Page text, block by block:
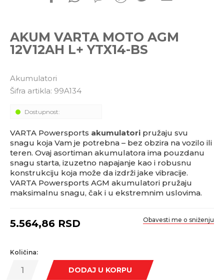
AKUM VARTA MOTO AGM
12V12AH L+ YTX14-BS
Akumulatori
Šifra artikla: 99A134
Dostupnost:
VARTA Powersports akumulatori pružaju svu
snagu koja Vam je potrebna – bez obzira na vozilo ili
teren. Ovaj asortiman akumulatora ima pouzdanu
snagu starta, izuzetno napajanje kao i robusnu
konstrukciju koja može da izdrži jake vibracije.
VARTA Powersports AGM akumulatori pružaju
maksimalnu snagu, čak i u ekstremnim uslovima.
5.564,86 RSD Obavesti me o sniženju
Količina:
DODAJ U KORPU
office@kitcommerce.rs